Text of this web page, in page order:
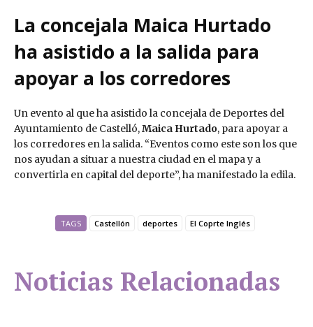
La concejala Maica Hurtado
ha asistido a la salida para
apoyar a los corredores
Un evento al que ha asistido la concejala de Deportes del
Ayuntamiento de Castelló,Maica Hurtado, para apoyar a
los corredores en la salida. “Eventos como este son los que
nos ayudan a situar a nuestra ciudad en el mapa y a
convertirla en capital del deporte”, ha manifestado la edila.
TAGS Castellón deportes El Coprte Inglés
Noticias Relacionadas